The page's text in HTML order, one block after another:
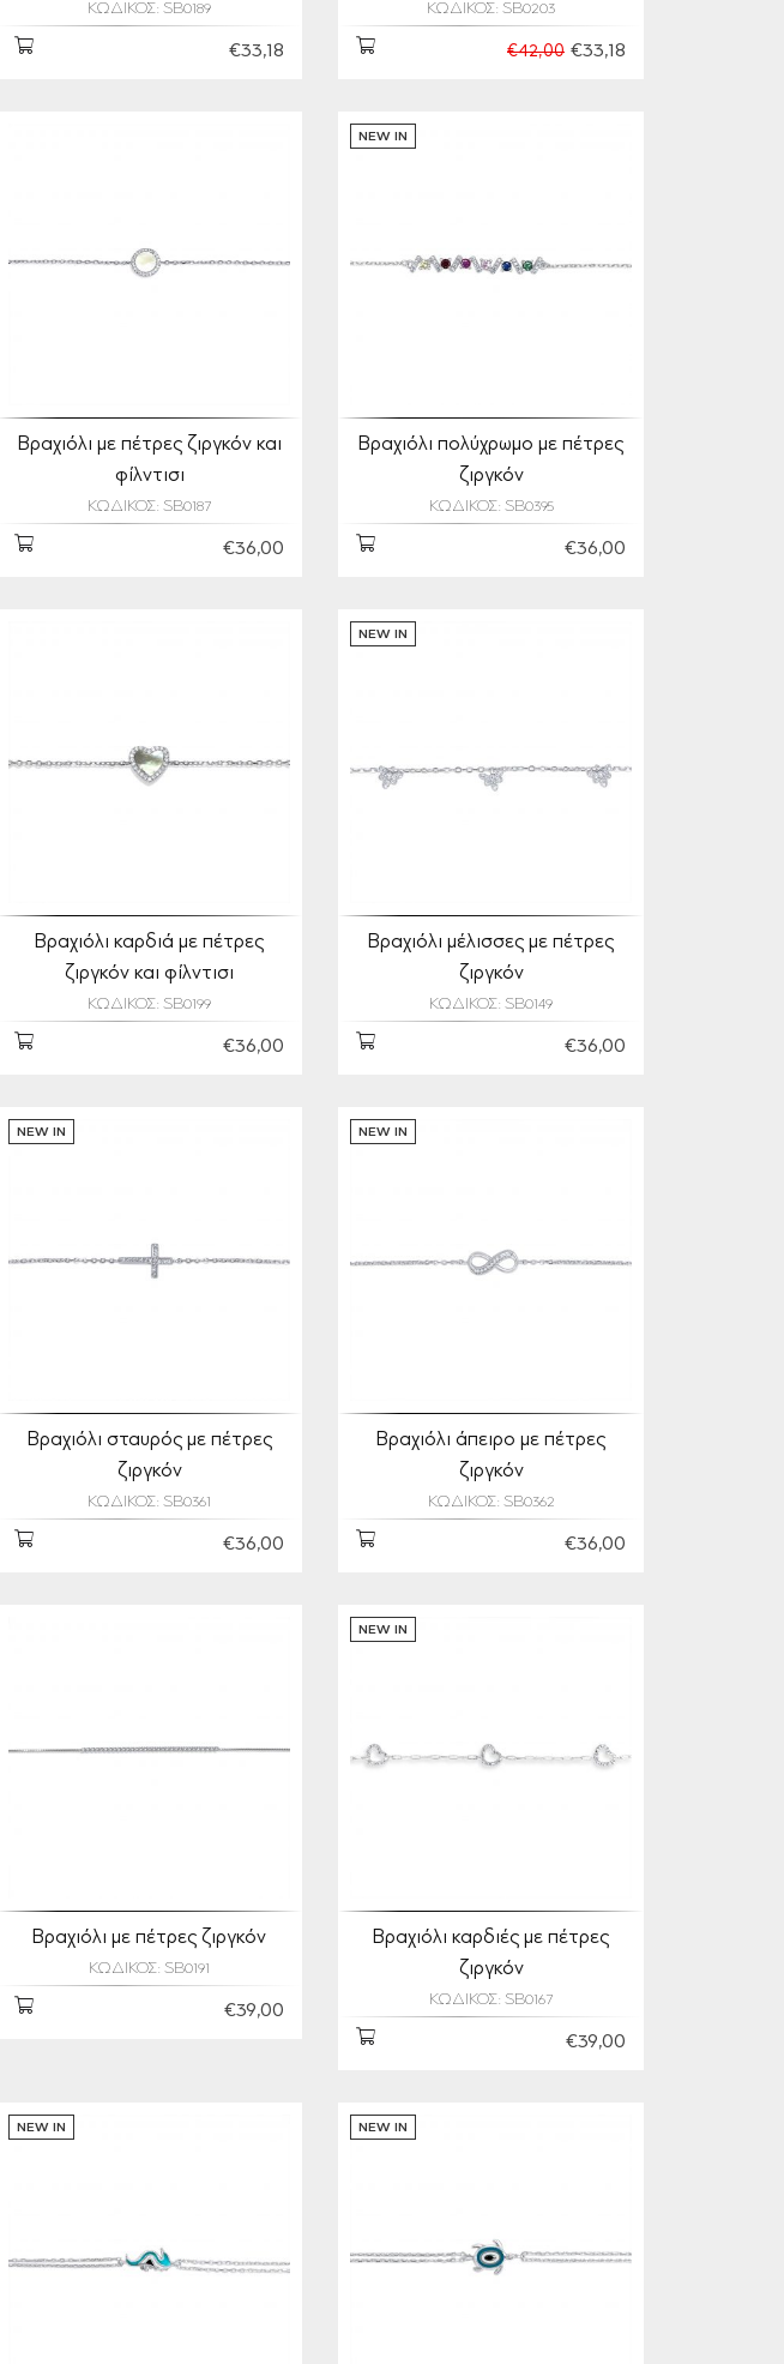
ΚΩΔΙΚΟΣ: SB0189
€33,18
ΚΩΔΙΚΟΣ: SB0203
€33,18
€42,00
Βραχιόλι με πέτρες ζιργκόν και
φίλντισι
ΚΩΔΙΚΟΣ: SB0187
€36,00
NEW IN
Βραχιόλι πολύχρωμο με πέτρες
ζιργκόν
ΚΩΔΙΚΟΣ: SB0395
€36,00
Βραχιόλι καρδιά με πέτρες
ζιργκόν και φίλντισι
ΚΩΔΙΚΟΣ: SB0199
€36,00
NEW IN
Βραχιόλι μέλισσες με πέτρες
ζιργκόν
ΚΩΔΙΚΟΣ: SB0149
€36,00
NEW IN
Βραχιόλι σταυρός με πέτρες
ζιργκόν
ΚΩΔΙΚΟΣ: SB0361
€36,00
NEW IN
Βραχιόλι άπειρο με πέτρες
ζιργκόν
ΚΩΔΙΚΟΣ: SB0362
€36,00
Βραχιόλι με πέτρες ζιργκόν
ΚΩΔΙΚΟΣ: SB0191
€39,00
NEW IN
Βραχιόλι καρδιές με πέτρες
ζιργκόν
ΚΩΔΙΚΟΣ: SB0167
€39,00
NEW IN NEW IN